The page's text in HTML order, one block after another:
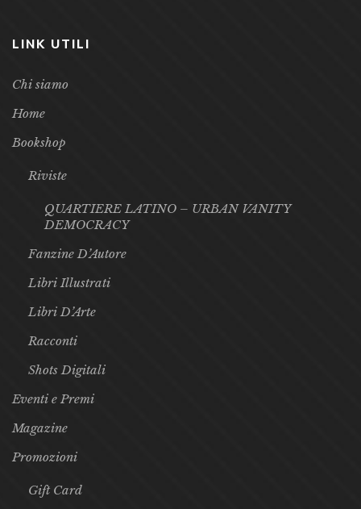
LINK UTILI
Chi siamo
Home
Bookshop
Riviste
QUARTIERE LATINO – URBAN VANITY
DEMOCRACY
Fanzine D’Autore
Libri Illustrati
Libri D’Arte
Racconti
Shots Digitali
Eventi e Premi
Magazine
Promozioni
Gift Card